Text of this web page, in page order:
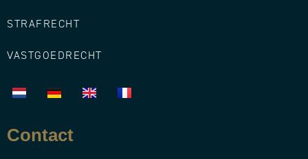
STRAFRECHT
VASTGOEDRECHT
Contact